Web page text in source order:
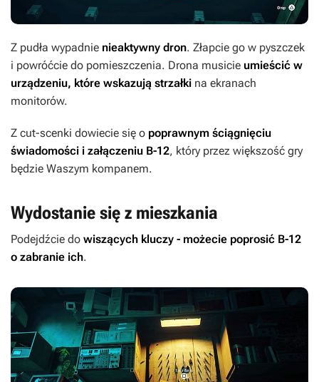
Z pudła wypadnie nieaktywny dron. Złapcie go w pyszczek
i powróćcie do pomieszczenia. Drona musicie umieścić w
urządzeniu, które wskazują strzałki na ekranach
monitorów.
Z cut-scenki dowiecie się o poprawnym ściągnięciu
świadomości i załączeniu B-12, który przez większość gry
będzie Waszym kompanem.
Wydostanie się z mieszkania
Podejdźcie do wiszących kluczy - możecie poprosić B-12
o zabranie ich.